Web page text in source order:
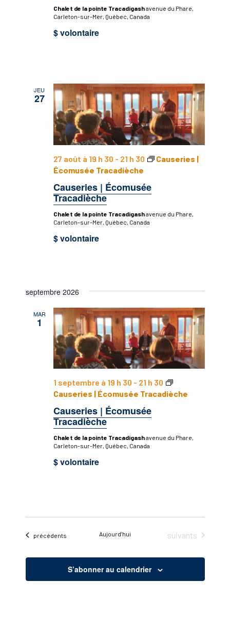
Chalet de la pointe Tracadigashavenue du Phare,
Carleton-sur-Mer, Québec, Canada
$ volontaire
JEU
27
Causeries | Écomusée
Tracadièche
27 août à 19 h 30 - 21 h 30
Causeries |
Écomusée Tracadièche
Chalet de la pointe Tracadigashavenue du Phare,
Carleton-sur-Mer, Québec, Canada
$ volontaire
septembre 2026
MAR
1
Causeries | Écomusée
Tracadièche
1 septembre à 19 h 30 - 21 h 30
Causeries | Écomusée Tracadièche
Chalet de la pointe Tracadigashavenue du Phare,
Carleton-sur-Mer, Québec, Canada
$ volontaire
Évènements
précédents Aujourd’hui Évènements
suivants
S’abonner au calendrier